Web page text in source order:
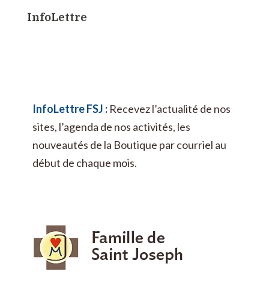
InfoLettre
InfoLettre FSJ : Recevez l’actualité de nos
sites, l’agenda de nos activités, les
nouveautés de la Boutique par courriel au
début de chaque mois.